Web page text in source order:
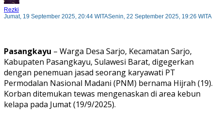
Rezki
Jumat, 19 September 2025, 20:44 WITASenin, 22 September 2025, 19:26 WITA
Pasangkayu – Warga Desa Sarjo, Kecamatan Sarjo,
Kabupaten Pasangkayu, Sulawesi Barat, digegerkan
dengan penemuan jasad seorang karyawati PT
Permodalan Nasional Madani (PNM) bernama Hijrah (19).
Korban ditemukan tewas mengenaskan di area kebun
kelapa pada Jumat (19/9/2025).